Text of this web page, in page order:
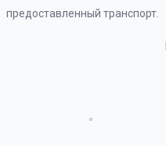
предоставленный транспорт.